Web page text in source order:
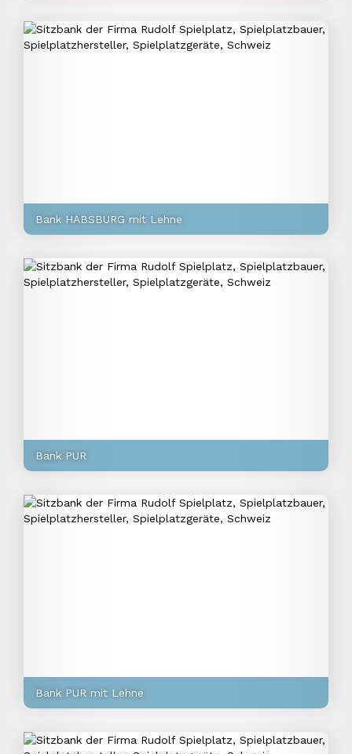
Bank HABSBURG mit Lehne
Bank PUR
Bank PUR mit Lehne